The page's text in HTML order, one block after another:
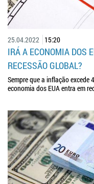
25.04.2022 15:20
IRÁ A ECONOMIA DOS
RECESSÃO GLOBAL?
Sempre que a inflação excede
economia dos EUA entra em